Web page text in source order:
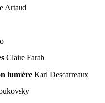
Artaud
Claire Farah
lumière Karl Descarreaux